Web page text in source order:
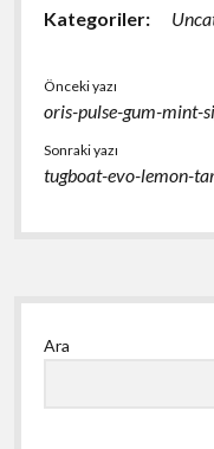
Kategoriler:
Önceki yazı
oris-pulse-gum-mint-
Sonraki yazı
tugboat-evo-lemon-
Yan
Menü
Ara